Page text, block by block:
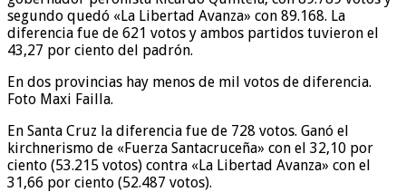
segundo quedó «La Libertad Avanza» con 89.168. La
diferencia fue de 621 votos y ambos partidos tuvieron el
43,27 por ciento del padrón.
En dos provincias hay menos de mil votos de diferencia.
Foto Maxi Failla.
En Santa Cruz la diferencia fue de 728 votos. Ganó el
kirchnerismo de «Fuerza Santacruceña» con el 32,10 por
ciento (53.215 votos) contra «La Libertad Avanza» con el
31,66 por ciento (52.487 votos).